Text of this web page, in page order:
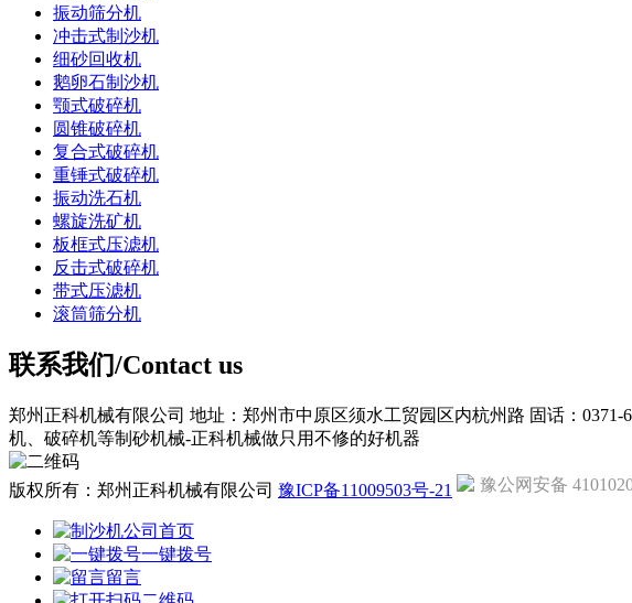
振动筛分机
冲击式制沙机
细砂回收机
鹅卵石制沙机
颚式破碎机
圆锥破碎机
复合式破碎机
重锤式破碎机
振动洗石机
螺旋洗矿机
板框式压滤机
反击式破碎机
带式压滤机
滚筒筛分机
联系我们/Contact us
郑州正科机械有限公司 地址：郑州市中原区须水工贸园区内杭州路 固话：0371-
机、破碎机等制砂机械-正科机械做只用不修的好机器
版权所有：郑州正科机械有限公司 豫ICP备11009503号-21 豫公网安备
公司首页
一键拨号
留言